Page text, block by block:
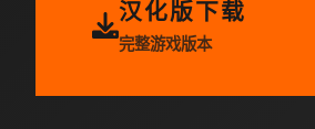
汉化版下载
完整游戏版本